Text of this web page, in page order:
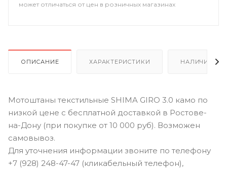
может отличаться от цен в розничных магазинах
ОПИСАНИЕ ХАРАКТЕРИСТИКИ НАЛИЧИЕ В
Мотоштаны текстильные SHIMA GIRO 3.0 камо по
низкой цене с бесплатной доставкой в Ростове-
на-Дону (при покупке от 10 000 руб). Возможен
самовывоз.
Для уточнения информации звоните по телефону
+7 (928) 248-47-47 (кликабельный телефон),